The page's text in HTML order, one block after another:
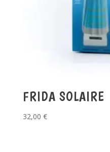
FRIDA SOLAIRE
32,00 €